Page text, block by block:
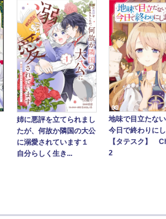
姉に悪評を立てられまし
たが、何故か隣国の大公
に溺愛されています１
自分らしく生き...
地味で目立たない
今日で終わりにし
【タテスク】
2